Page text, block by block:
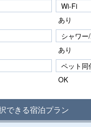
Wi-Fi
あり
シャワー
あり
ペット同
OK
できる宿泊プラン